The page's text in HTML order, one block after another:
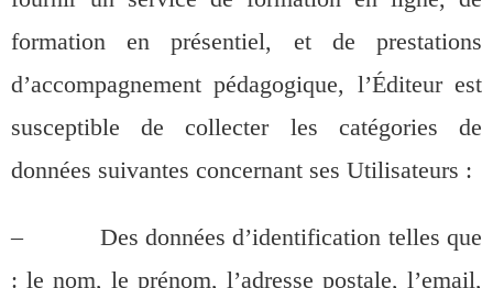
formation en présentiel, et de prestations
d’accompagnement pédagogique, l’Éditeur est
susceptible de collecter les catégories de
données suivantes concernant ses Utilisateurs :
– Des données d’identification telles que
: le nom, le prénom, l’adresse postale, l’email,